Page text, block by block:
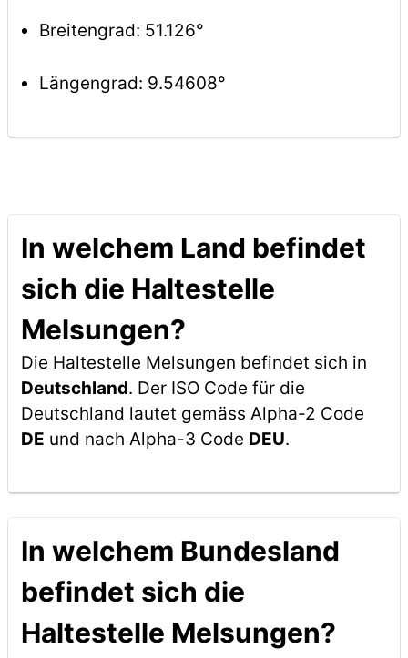
Breitengrad: 51.126°
Längengrad: 9.54608°
In welchem Land befindet
sich die Haltestelle
Melsungen?
Die Haltestelle Melsungen befindet sich in
Deutschland. Der ISO Code für die
Deutschland lautet gemäss Alpha-2 Code
DE und nach Alpha-3 Code DEU.
In welchem Bundesland
befindet sich die
Haltestelle Melsungen?